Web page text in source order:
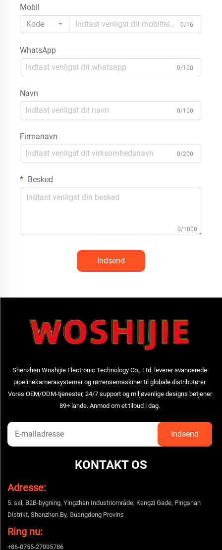
Mobil
Kode
0/16
WhatsApp
0/100
Navn
0/100
Firmanavn
0/200
Besked
0/1000
Indsend
Shenzhen Woshijie Electronic Technology Co., Ltd. leverer avancerede
pipelinekamerasystemer og rørrensemaskiner til globale distributører.
Vores OEM/ODM-tjenester, 24/7 support og miljøvenlige designs betjener
89+ lande. Anmod om et tilbud i dag.
KONTAKT OS
Adresse:
5. sal, B2B-bygning, Yingzhan Industriområde, Kengzi Gade, Pingshan
Distrikt, Shenzhen By, Guangdong Provins
Ring nu:
+86-0755-27095786